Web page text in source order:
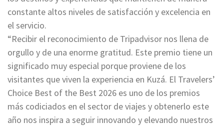
constante altos niveles de satisfacción y excelencia en
el servicio.
“Recibir el reconocimiento de Tripadvisor nos llena de
orgullo y de una enorme gratitud. Este premio tiene un
significado muy especial porque proviene de los
visitantes que viven la experiencia en Kuzá. El Travelers’
Choice Best of the Best 2026 es uno de los premios
más codiciados en el sector de viajes y obtenerlo este
año nos inspira a seguir innovando y elevando nuestros